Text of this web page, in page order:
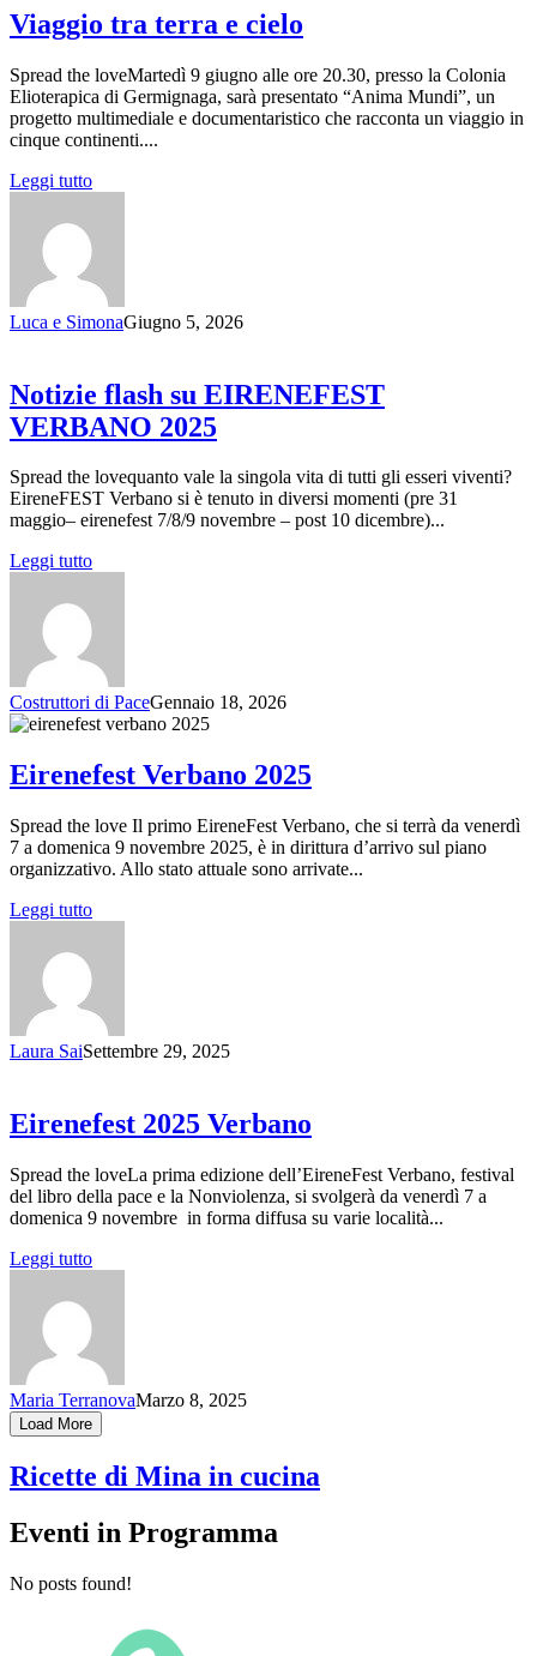
Viaggio tra terra e cielo
Spread the loveMartedì 9 giugno alle ore 20.30, presso la Colonia
Elioterapica di Germignaga, sarà presentato “Anima Mundi”, un
progetto multimediale e documentaristico che racconta un viaggio in
cinque continenti....
Leggi tutto
Luca e SimonaGiugno 5, 2026
Notizie flash su EIRENEFEST
VERBANO 2025
Spread the lovequanto vale la singola vita di tutti gli esseri viventi?
EireneFEST Verbano si è tenuto in diversi momenti (pre 31
maggio– eirenefest 7/8/9 novembre – post 10 dicembre)...
Leggi tutto
Costruttori di PaceGennaio 18, 2026
Eirenefest Verbano 2025
Spread the love Il primo EireneFest Verbano, che si terrà da venerdì
7 a domenica 9 novembre 2025, è in dirittura d’arrivo sul piano
organizzativo. Allo stato attuale sono arrivate...
Leggi tutto
Laura SaiSettembre 29, 2025
Eirenefest 2025 Verbano
Spread the loveLa prima edizione dell’EireneFest Verbano, festival
del libro della pace e la Nonviolenza, si svolgerà da venerdì 7 a
domenica 9 novembre in forma diffusa su varie località...
Leggi tutto
Maria TerranovaMarzo 8, 2025
Load More
Ricette di Mina in cucina
Eventi in Programma
No posts found!